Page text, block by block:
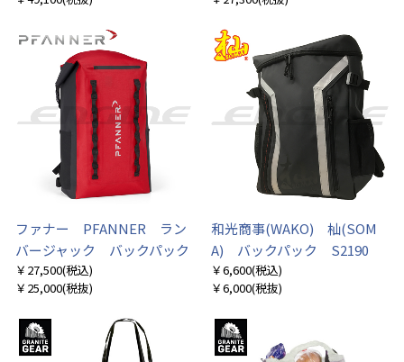
ファナー PFANNER ラン
バージャック バックパック
￥27,500(税込)
￥25,000(税抜)
和光商事(WAKO) 杣(SOM
A) バックパック S2190
￥6,600(税込)
￥6,000(税抜)